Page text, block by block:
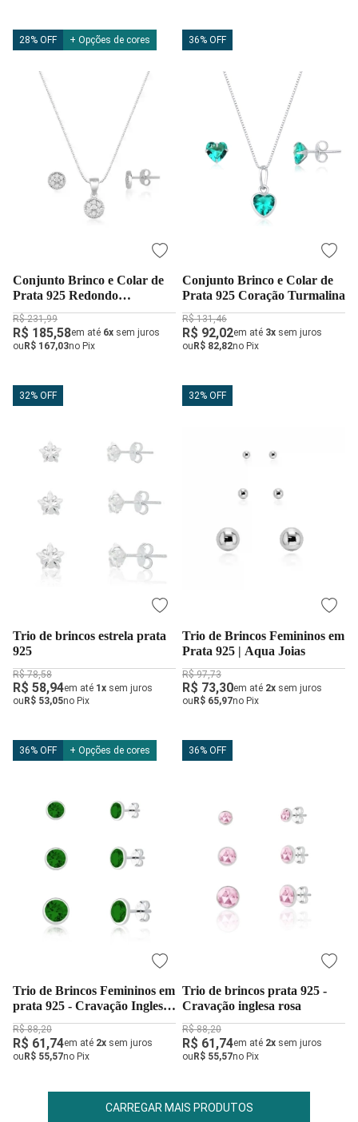
28% OFF + Opções de cores
Conjunto Brinco e Colar de
Prata 925 Redondo
Cravejado Cristal
R$ 231,99
R$ 185,58em até 6x sem juros
ouR$ 167,03no Pix
36% OFF
Conjunto Brinco e Colar de
Prata 925 Coração Turmalina
R$ 131,46
R$ 92,02em até 3x sem juros
ouR$ 82,82no Pix
32% OFF
Trio de brincos estrela prata
925
R$ 78,58
R$ 58,94em até 1x sem juros
ou R$ 53,05no Pix
32% OFF
Trio de Brincos Femininos em
Prata 925 | Aqua Joias
R$ 97,73
R$ 73,30em até 2x sem juros
ou R$ 65,97no Pix
36% OFF + Opções de cores
Trio de Brincos Femininos em
prata 925 - Cravação Inglesa
Esmeralda
R$ 88,20
R$ 61,74em até 2x sem juros
ouR$ 55,57no Pix
36% OFF
Trio de brincos prata 925 -
Cravação inglesa rosa
R$ 88,20
R$ 61,74em até 2x sem juros
ouR$ 55,57no Pix
CARREGAR MAIS PRODUTOS